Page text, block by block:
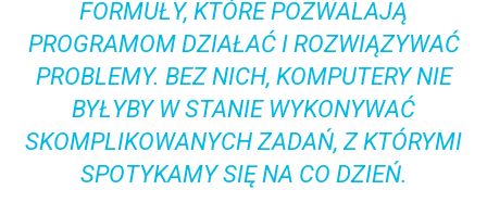
FORMUŁY, KTÓRE POZWALAJĄ
PROGRAMOM DZIAŁAĆ I ROZWIĄZYWAĆ
PROBLEMY. BEZ NICH, KOMPUTERY NIE
BYŁYBY W STANIE WYKONYWAĆ
SKOMPLIKOWANYCH ZADAŃ, Z KTÓRYMI
SPOTYKAMY SIĘ NA CO DZIEŃ.